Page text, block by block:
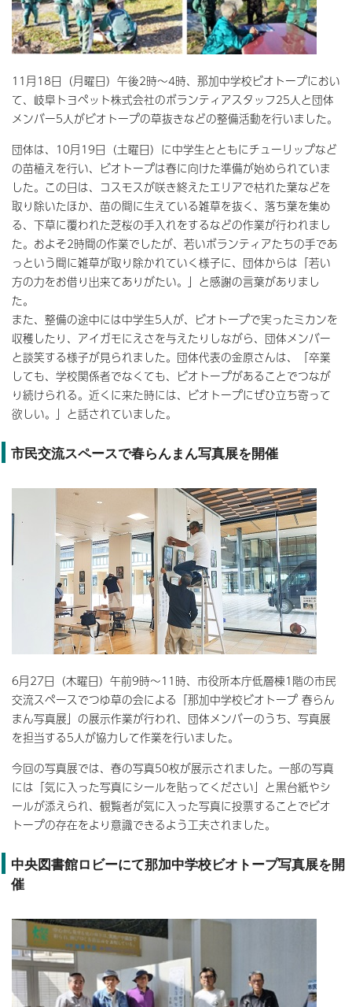
11月18日（月曜日）午後2時～4時、那加中学校ビオトープにおい
て、岐阜トヨペット株式会社のボランティアスタッフ25人と団体
メンバー5人がビオトープの草抜きなどの整備活動を行いました。
団体は、10月19日（土曜日）に中学生とともにチューリップなど
の苗植えを行い、ビオトープは春に向けた準備が始められていま
した。この日は、コスモスが咲き終えたエリアで枯れた葉などを
取り除いたほか、苗の間に生えている雑草を抜く、落ち葉を集め
る、下草に覆われた芝桜の手入れをするなどの作業が行われまし
た。およそ2時間の作業でしたが、若いボランティアたちの手であ
っという間に雑草が取り除かれていく様子に、団体からは「若い
方の力をお借り出来てありがたい。」と感謝の言葉がありまし
た。
また、整備の途中には中学生5人が、ビオトープで実ったミカンを
収穫したり、アイガモにえさを与えたりしながら、団体メンバー
と談笑する様子が見られました。団体代表の金原さんは、「卒業
しても、学校関係者でなくても、ビオトープがあることでつなが
り続けられる。近くに来た時には、ビオトープにぜひ立ち寄って
欲しい。」と話されていました。
市民交流スペースで春らんまん写真展を開催
6月27日（木曜日）午前9時～11時、市役所本庁低層棟1階の市民
交流スペースでつゆ草の会による「那加中学校ビオトープ 春らん
まん写真展」の展示作業が行われ、団体メンバーのうち、写真展
を担当する5人が協力して作業を行いました。
今回の写真展では、春の写真50枚が展示されました。一部の写真
には「気に入った写真にシールを貼ってください」と黒台紙やシ
ールが添えられ、観覧者が気に入った写真に投票することでビオ
トープの存在をより意識できるよう工夫されました。
中央図書館ロビーにて那加中学校ビオトープ写真展を開
催